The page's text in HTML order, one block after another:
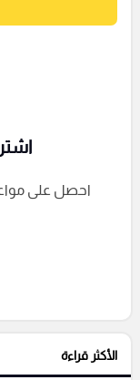
التعليقات السابقة
احصل على
الأكثر قراءة